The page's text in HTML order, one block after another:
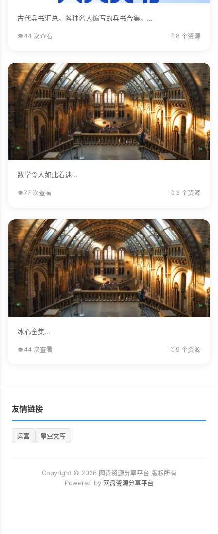
古代兵书汇总。各种名人编写的兵书合集。...
👁️44 次查看 📎 8 个资源
数学令人如此着迷...
👁️77 次查看 📎 3 个资源
冰心全集...
👁️44 次查看 📎 9 个资源
友情链接
运营 星空文库
Copyright © 2026 网盘资源分享平台 版权所有
Powered by 网盘资源分享平台